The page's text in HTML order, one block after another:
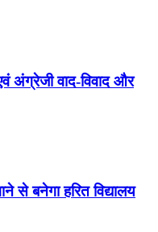
अंग्रेजी वाद-विवाद और
से बनेगा हरित विद्यालय